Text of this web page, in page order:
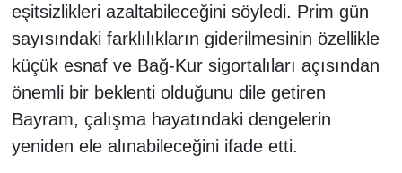
eşitsizlikleri azaltabileceğini söyledi. Prim gün
sayısındaki farklılıkların giderilmesinin özellikle
küçük esnaf ve Bağ-Kur sigortalıları açısından
önemli bir beklenti olduğunu dile getiren
Bayram, çalışma hayatındaki dengelerin
yeniden ele alınabileceğini ifade etti.